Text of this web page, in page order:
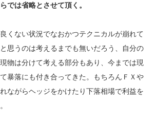
では省略とさせて頂く。
くない状況でなおかつテクニカルが崩れて
思うのは考えるまでも無いだろう、自分の
物は分けて考える部分もあり、今までは現
暴落にも付き合ってきた。もちろんＦＸや
ながらヘッジをかけたり下落相場で利益を